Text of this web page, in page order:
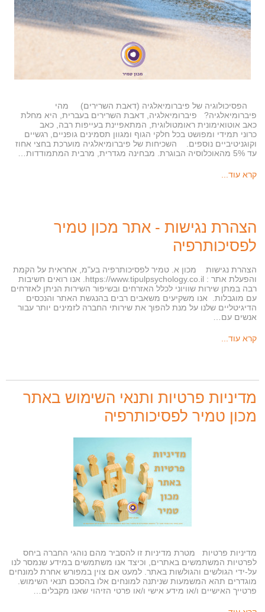
הפסיכולוגיה של פיברומיאלגיה (דאבת השרירים) מהי
פיברומיאלגיה? פיברומיאלגיה, דאבת השרירים בעברית, היא מחלת
כאב אוטואימונית ראומטולוגית, המתאפיינת בעייפות רבה, כאב
כרוני תמידי ומפושט בכל חלקי הגוף ומגוון תסמינים גופניים, רגשיים
וקוגניטיביים נוספים. השכיחות של פיברומיאלגיה מוערכת בחצי אחוז
עד 5% מהאוכלוסיה הבוגרת. מבחינה מגדרית, מרבית המתמודדות…
קרא עוד...
הצהרת נגישות - אתר מכון טמיר
לפסיכותרפיה
הצהרת נגישות מכון א. טמיר לפסיכותרפיה בע"מ, אחראית על הקמת
והפעלת אתר : https://www.tipulpsychology.co.il. אנו רואים חשיבות
רבה במתן שירות שוויוני לכלל האזרחים ובשיפור השירות הניתן לאזרחים
עם מוגבלות. אנו משקיעים משאבים רבים בהנגשת האתר והנכסים
הדיגיטליים שלנו על מנת להפוך את שירותי החברה לזמינים יותר עבור
אנשים עם…
קרא עוד...
מדיניות פרטיות ותנאי השימוש באתר
מכון טמיר לפסיכותרפיה
מדיניות פרטיות מטרת מדיניות זו להסביר מהם נוהגי החברה ביחס
לפרטיות המשתמשים באתרים, וכיצד אנו משתמשים במידע שנמסר לנו
על-ידי הגולשים והגולשות באתר. למעט אם צוין במפורש אחרת למונחים
מוגדרים תהא המשמעות שניתנה למונחים אלו בהסכם תנאי השימוש.
פרטייך האישיים ו/או מידע אישי ו/או פרטי הזיהוי שאנו מקבלים…